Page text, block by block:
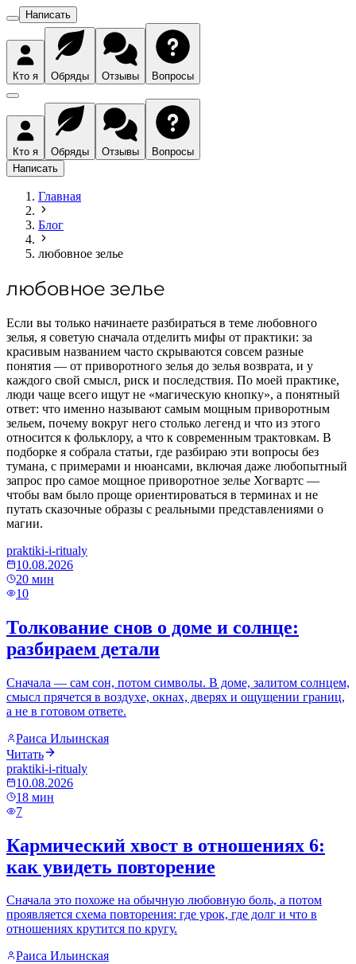
Написать
Кто я Обряды Отзывы Вопросы
Кто я Обряды Отзывы
Вопросы
Написать
Главная
Блог
любовное зелье
любовное зелье
Если вы только начинаете разбираться в теме любовного
зелья, я советую сначала отделить мифы от практики: за
красивым названием часто скрываются совсем разные
понятия — от приворотного зелья до зелья возврата, и у
каждого свой смысл, риск и последствия. По моей практике,
люди чаще всего ищут не «магическую кнопку», а понятный
ответ: что именно называют самым мощным приворотным
зельем, почему вокруг него столько легенд и что из этого
относится к фольклору, а что к современным трактовкам. В
подборке я собрала статьи, где разбираю эти вопросы без
тумана, с примерами и нюансами, включая даже любопытный
запрос про самое мощное приворотное зелье Хогвартс —
чтобы вам было проще ориентироваться в терминах и не
путать сказочные образы с реальными представлениями о
магии.
praktiki-i-ritualy
10.08.2026
20 мин
10
Толкование снов о доме и солнце:
разбираем детали
Сначала — сам сон, потом символы. В доме, залитом солнцем,
смысл прячется в воздухе, окнах, дверях и ощущении границ,
а не в готовом ответе.
Раиса Ильинская
Читать
praktiki-i-ritualy
10.08.2026
18 мин
7
Кармический хвост в отношениях 6:
как увидеть повторение
Сначала это похоже на обычную любовную боль, а потом
проявляется схема повторения: где урок, где долг и что в
отношениях крутится по кругу.
Раиса Ильинская